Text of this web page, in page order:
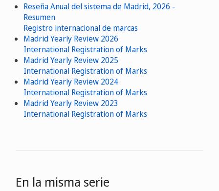
Reseña Anual del sistema de Madrid, 2026 -
Resumen
Registro internacional de marcas
Madrid Yearly Review 2026
International Registration of Marks
Madrid Yearly Review 2025
International Registration of Marks
Madrid Yearly Review 2024
International Registration of Marks
Madrid Yearly Review 2023
International Registration of Marks
En la misma serie